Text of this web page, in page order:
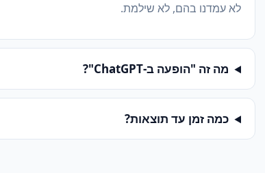
לא עמדנו בהם, לא שילמת.
מה זה "הופעה ב-ChatGPT"?
כמה זמן עד תוצאות?